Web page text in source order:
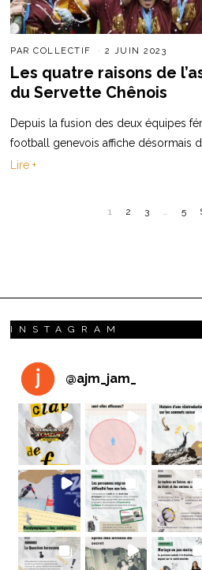
PARCOLLECTIF 2 JUIN 2023
Les quatre raisons de
du Servette Chênois
Depuis la fusion des deux équipes
football genevois affiche désormais
Lire +
1 2 3 … 5
INSTAGRAM
@ajm_jam_